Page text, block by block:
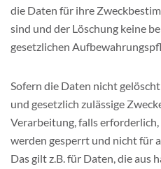
die Daten für ihre
sind und der Löschung keine
gesetzlichen
Sofern die Daten nicht
und gesetzlich zulässige
Verarbeitung, falls
werden gesperrt und nicht für
Das gilt z.B. für Daten, die aus